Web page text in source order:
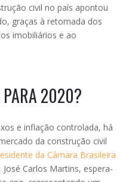
civil no país apontou
graças à retomada dos
imobiliários e ao
PARA 2020?
e inflação controlada, há
da construção civil
da Câmara Brasileira
José Carlos Martins, espera-